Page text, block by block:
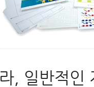
라, 일반적인